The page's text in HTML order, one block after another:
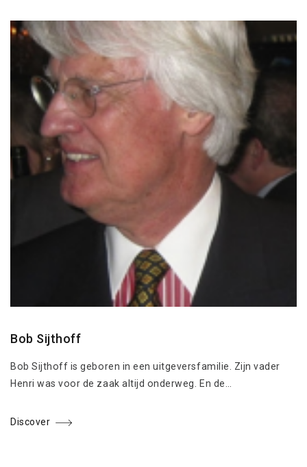
Bob Sijthoff
Bob Sijthoff is geboren in een uitgeversfamilie. Zijn vader
Henri was voor de zaak altijd onderweg. En de…
Discover